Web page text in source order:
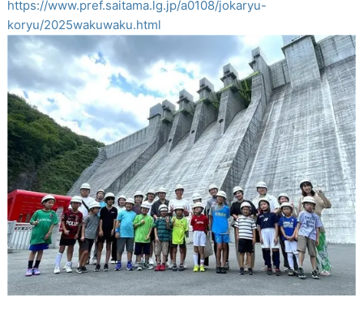
https://www.pref.saitama.lg.jp/a0108/jokaryu-
koryu/2025wakuwaku.html